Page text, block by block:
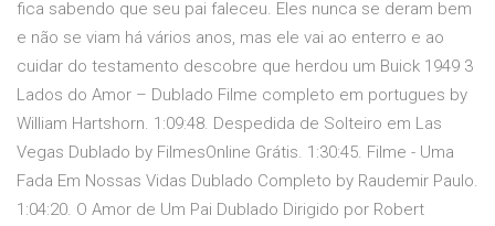
fica sabendo que seu pai faleceu. Eles nunca se deram bem
e não se viam há vários anos, mas ele vai ao enterro e ao
cuidar do testamento descobre que herdou um Buick 1949 3
Lados do Amor – Dublado Filme completo em portugues by
William Hartshorn. 1:09:48. Despedida de Solteiro em Las
Vegas Dublado by FilmesOnline Grátis. 1:30:45. Filme - Uma
Fada Em Nossas Vidas Dublado Completo by Raudemir Paulo.
1:04:20. O Amor de Um Pai Dublado Dirigido por Robert